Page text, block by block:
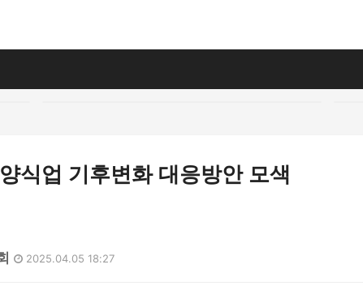
식업 기후변화 대응방안 모색
2025.04.05 18:27